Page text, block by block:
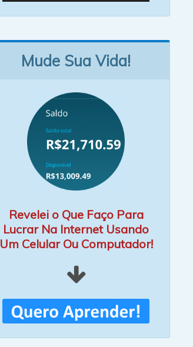
Mude Sua Vida!
Revelei o Que Faço Para
Lucrar Na Internet Usando
Um Celular Ou Computador!